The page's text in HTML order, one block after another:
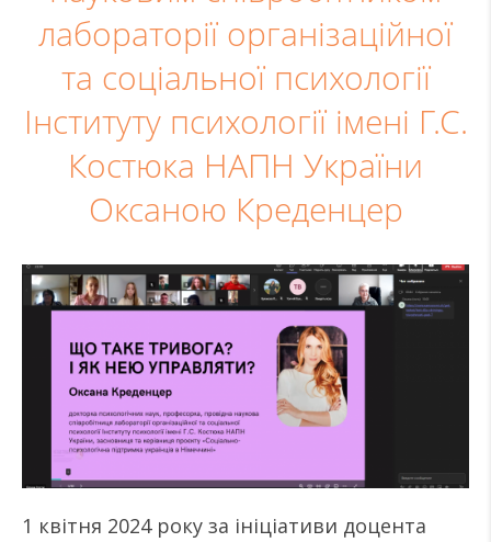
лабораторії організаційної
та соціальної психології
Інституту психології імені Г.С.
Костюка НАПН України
Оксаною Креденцер
1 квітня 2024 року за ініціативи доцента